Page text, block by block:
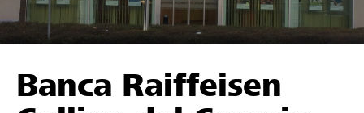
Unterstützen
Projekte und Organisationen finden
Banca Raiffeisen